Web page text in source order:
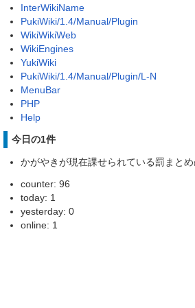
InterWikiName
PukiWiki/1.4/Manual/Plugin
WikiWikiWeb
WikiEngines
YukiWiki
PukiWiki/1.4/Manual/Plugin/L-N
MenuBar
PHP
Help
今日の1件
かがやきが現在課せられている罰まとめ
counter: 96
today: 1
yesterday: 0
online: 1